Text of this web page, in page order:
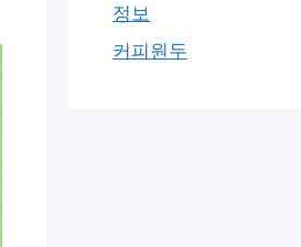
정보
커피원두